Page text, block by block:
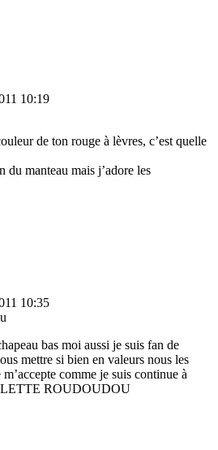
10:19
de ton rouge à lèvres, c’est quelle
du manteau mais j’adore les
10:35
bas moi aussi je suis fan de
mettre si bien en valeurs nous les
comme je suis continue à
ROUDOUDOU